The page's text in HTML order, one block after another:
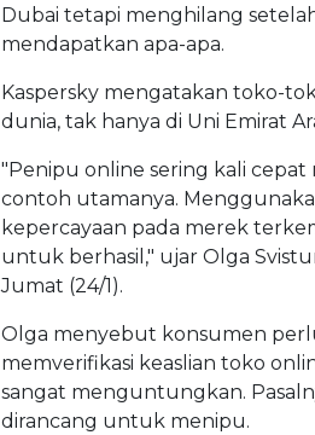
Dubai tetapi menghilang
mendapatkan apa-apa.
Kaspersky mengatakan toko-
dunia, tak hanya di Uni Emirat
"Penipu online sering kali
contoh utamanya.
kepercayaan pada merek
untuk berhasil," ujar Olga
Jumat (24/1).
Olga menyebut konsumen
memverifikasi keaslian toko
sangat menguntungkan.
dirancang untuk menipu.